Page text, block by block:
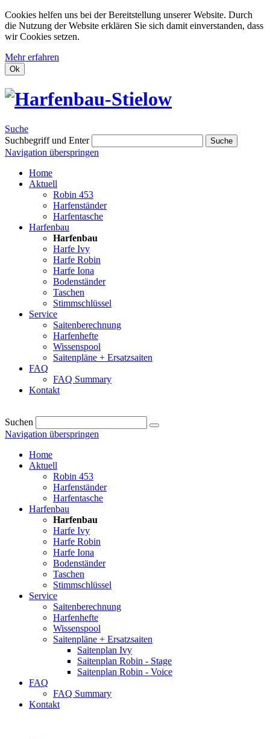
Cookies helfen uns bei der Bereitstellung unserer Website. Durch
die Nutzung der Website erklären Sie sich damit einverstanden, dass
wir Cookies setzen.
Mehr erfahren
Ok
Suche
Suchbegriff und Enter
Suche
Navigation überspringen
Home
Aktuell
Robin 453
Harfenständer
Harfentasche
Harfenbau
Harfenbau
Harfe Ivy
Harfe Robin
Harfe Iona
Bodenständer
Taschen
Stimmschlüssel
Service
Saitenberechnung
Harfenhefte
Wissenspool
Saitenpläne + Ersatzsaiten
FAQ
FAQ Summary
Kontakt
Suchen
Navigation überspringen
Home
Aktuell
Robin 453
Harfenständer
Harfentasche
Harfenbau
Harfenbau
Harfe Ivy
Harfe Robin
Harfe Iona
Bodenständer
Taschen
Stimmschlüssel
Service
Saitenberechnung
Harfenhefte
Wissenspool
Saitenpläne + Ersatzsaiten
Saitenplan Ivy
Saitenplan Robin - Stage
Saitenplan Robin - Voice
FAQ
FAQ Summary
Kontakt